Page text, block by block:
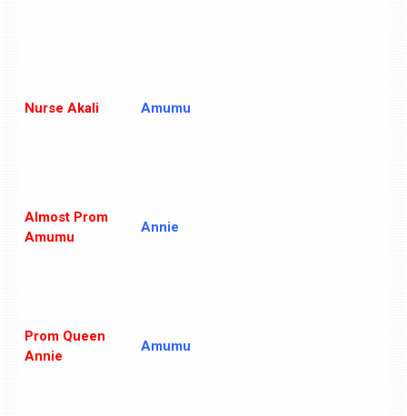
Nurse Akali Amumu
Almost Prom
Amumu
Annie
Prom Queen
Annie
Amumu